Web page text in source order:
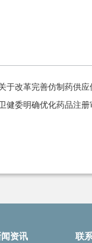
于改革完善仿制药供
健委明确优化药品注
资讯 联